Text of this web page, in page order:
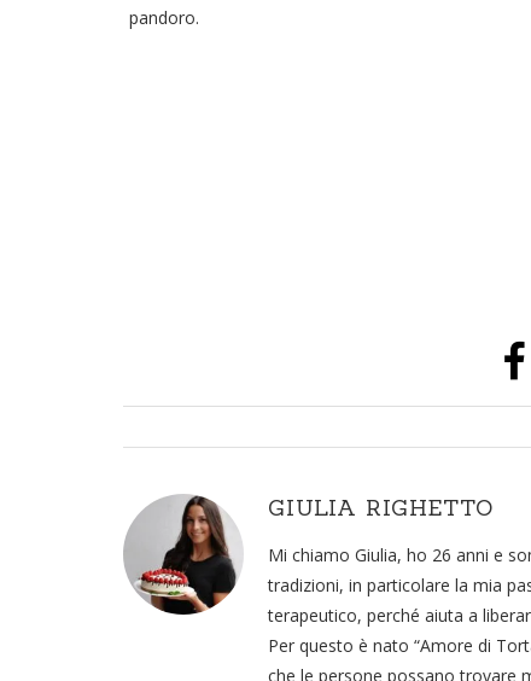
pandoro.
GIULIA RIGHETTO
Mi chiamo Giulia, ho 26 anni e
tradizioni, in particolare la mia
terapeutico, perché aiuta a
Per questo è nato “Amore di
che le persone possano trovare